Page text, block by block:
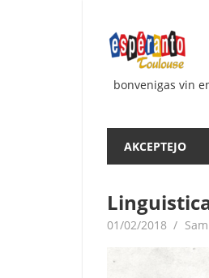
enhavo
bonvenigas vin
AKCEPTEJO
01/02/2018